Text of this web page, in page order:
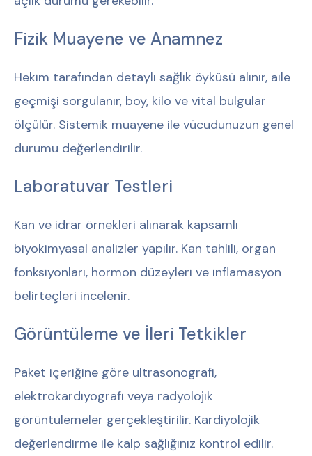
Fizik Muayene ve Anamnez
Hekim tarafından detaylı sağlık öyküsü alınır, aile
geçmişi sorgulanır, boy, kilo ve vital bulgular
ölçülür. Sistemik muayene ile vücudunuzun genel
durumu değerlendirilir.
Laboratuvar Testleri
Kan ve idrar örnekleri alınarak kapsamlı
biyokimyasal analizler yapılır. Kan tahlili, organ
fonksiyonları, hormon düzeyleri ve inflamasyon
belirteçleri incelenir.
Görüntüleme ve İleri Tetkikler
Paket içeriğine göre ultrasonografi,
elektrokardiyografi veya radyolojik
görüntülemeler gerçekleştirilir. Kardiyolojik
değerlendirme ile kalp sağlığınız kontrol edilir.